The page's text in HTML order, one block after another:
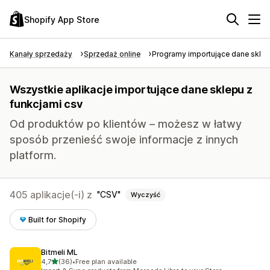
Shopify App Store
Kanały sprzedaży Sprzedaż online Programy importujące dane
Wszystkie aplikacje importujące dane sklepu z
funkcjami csv
Od produktów po klientów – możesz w łatwy
sposób przenieść swoje informacje z innych
platform.
405 aplikacje(-i) z CSV Wyczyść
Built for Shopify
Bitmeli ML
4,7na 5 gwiazdek
(36)
Łączna liczba recenzji: 36
•Free plan available